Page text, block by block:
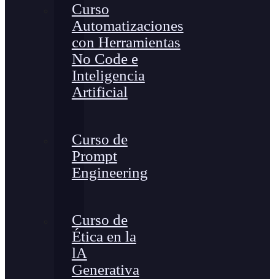
Curso
Automatizaciones
con Herramientas
No Code e
Inteligencia
Artificial
Curso de
Prompt
Engineering
Curso de
Ética en la
lA
Generativa